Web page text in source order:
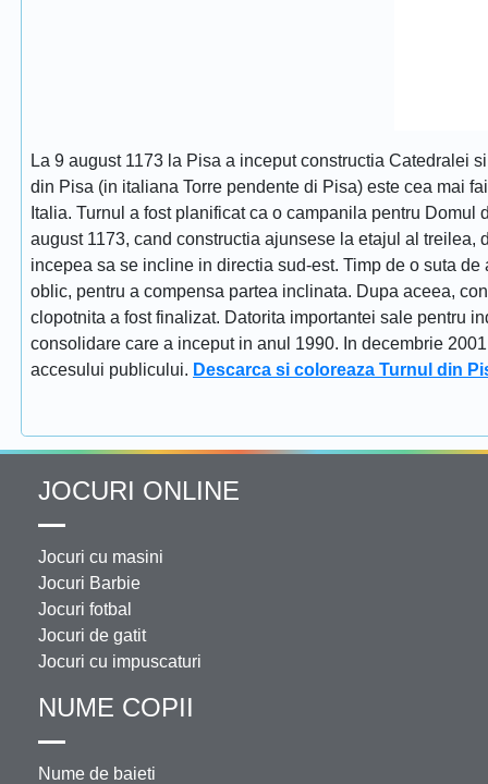
La 9 august 1173 la Pisa a inceput constructia Catedralei
din Pisa (in italiana Torre pendente di Pisa) este cea mai
Italia. Turnul a fost planificat ca o campanila pentru
august 1173, cand constructia ajunsese la etajul al
incepea sa se incline in directia sud-est. Timp de o suta
oblic, pentru a compensa partea inclinata. Dupa aceea,
clopotnita a fost finalizat. Datorita importantei sale pentru
consolidare care a inceput in anul 1990. In decembrie
accesului publicului. Descarca si coloreaza Turnul din
JOCURI ONLINE
Jocuri cu masini
Jocuri Barbie
Jocuri fotbal
Jocuri de gatit
Jocuri cu impuscaturi
NUME COPII
Nume de baieti